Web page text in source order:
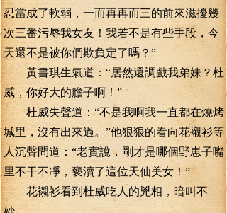
忍當成了軟弱，一而再再而三的前來滋擾幾
次三番污辱我女友！我若不是有些手段，今
天還不是被你們欺負定了嗎？”
黃書琪生氣道：“居然還調戲我弟妹？杜
威，你好大的膽子啊！”
杜威失聲道：“不是我啊我一直都在燒烤
城里，沒有出來過。”他狠狠的看向花襯衫等
人沉聲問道：“老實說，剛才是哪個野崽子嘴
里不干不凈，褻瀆了這位天仙美女！”
花襯衫看到杜威吃人的兇相，暗叫不